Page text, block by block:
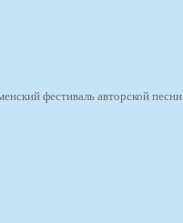
фестиваль авторской песни